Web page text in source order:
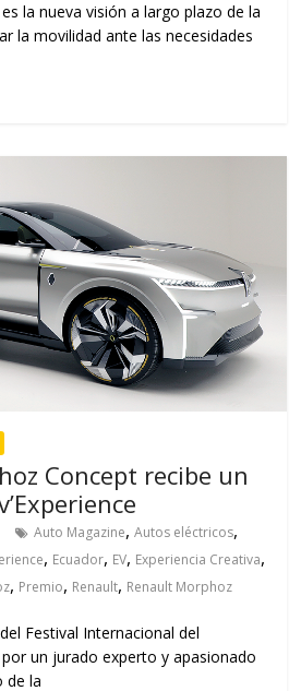
la nueva visión a largo plazo de la
la movilidad ante las necesidades
Concept recibe un
Auto Magazine,Autos eléctricos,
, Ecuador, EV, Experiencia Creativa,
, Premio, Renault, Renault Morphoz
Festival Internacional del
un jurado experto y apasionado
de la